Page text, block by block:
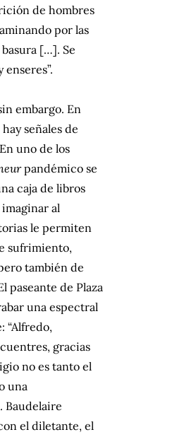
de hombres
por las
[…]. Se
embargo. En
señales de
uno de los
pandémico se
caja de libros
al
le permiten
sufrimiento,
también de
paseante de Plaza
una espectral
“Alfredo,
gracias
no es tanto el
una
Baudelaire
el diletante, el